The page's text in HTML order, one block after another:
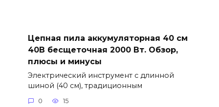
Цепная пила аккумуляторная 40 см
40В бесщеточная 2000 Вт. Обзор,
плюсы и минусы
Электрический инструмент с длинной
шиной (40 см), традиционным
0 15